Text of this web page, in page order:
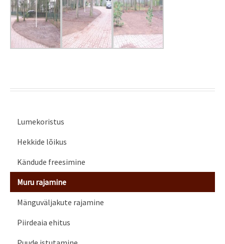
Lumekoristus
Hekkide lõikus
Kändude freesimine
Muru rajamine
Mänguväljakute rajamine
Piirdeaia ehitus